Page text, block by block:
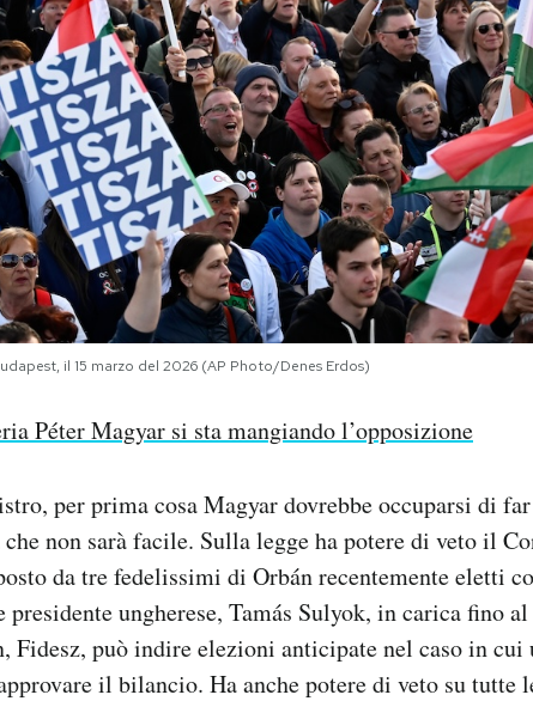
il 15 marzo del 2026 (AP Photo/Denes Erdos)
Péter Magyar si sta mangiando l’opposizione
per prima cosa Magyar dovrebbe occuparsi di
non sarà facile. Sulla legge ha potere di veto il
da tre fedelissimi di Orbán recentemente eletti
presidente ungherese, Tamás Sulyok, in carica fino
Fidesz, può indire elezioni anticipate nel caso in cui
il bilancio. Ha anche potere di veto su tutte